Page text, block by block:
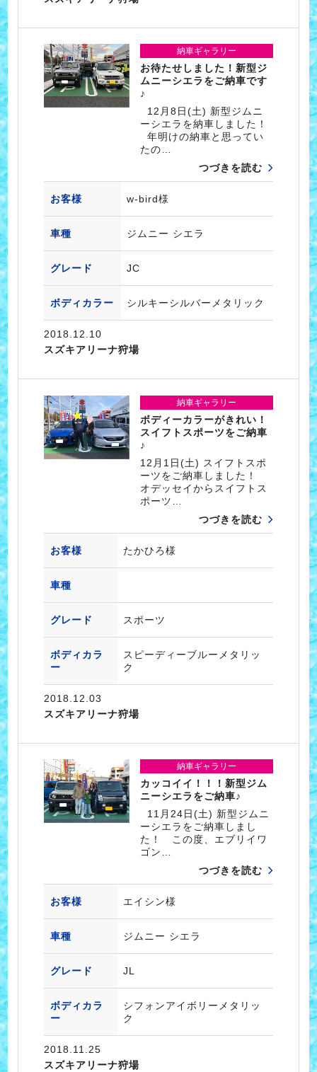
納車ギャラリー
お待たせしました！新型ジ
ムニーシエラをご納車です
♪
12月8日(土) 新型ジムニ
ーシエラを納車しました！
年明けの納車と思ってい
たの…
つづきを読む
お客様 w-bird様
車種 ジムニー シエラ
グレード JC
ボディカラー シルキーシルバーメタリック
2018.12.10
スズキアリーナ狩場
納車ギャラリー
ボディーカラーがきれい！
スイフトスポーツをご納車
♪
12月1日(土) スイフトスポ
ーツをご納車しました！
オデッセイからスイフトス
ポーツ…
つづきを読む
お客様 たかひろ様
車種
グレード スポーツ
ボディカラ
ー
スピーディーブルーメタリッ
ク
2018.12.03
スズキアリーナ狩場
納車ギャラリー
カッコイイ！！！新型ジム
ニーシエラをご納車♪
11月24日(土) 新型ジムニ
ーシエラをご納車しまし
た！ この度、エブリイワ
ゴン…
つづきを読む
お客様 エイシン様
車種 ジムニー シエラ
グレード JL
ボディカラ
ー
シフォンアイボリーメタリッ
ク
2018.11.25
スズキアリーナ狩場